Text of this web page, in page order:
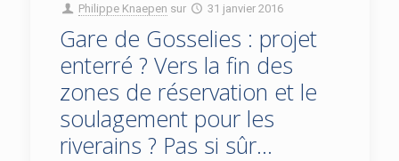
Philippe Knaepen sur 31 janvier 2016
Gare de Gosselies : projet
enterré ? Vers la fin des
zones de réservation et le
soulagement pour les
riverains ? Pas si sûr…